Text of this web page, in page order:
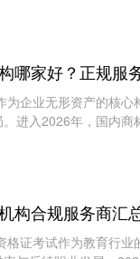
哪家好？正规服
无形资产的核心构
进入2026年，国内
构合规服务商汇
试作为教育行业的